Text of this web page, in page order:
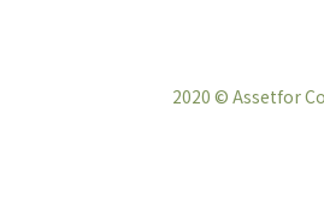
2020 © Assetfor